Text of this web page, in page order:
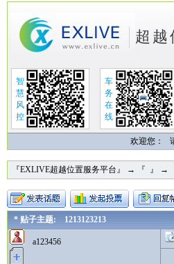
超越
智
慧
风
控
车
务
在
线
欢迎您：
『EXLIVE超越位置服务平台』 → 『 』 →
* 贴子主题: 1213123213
a123456